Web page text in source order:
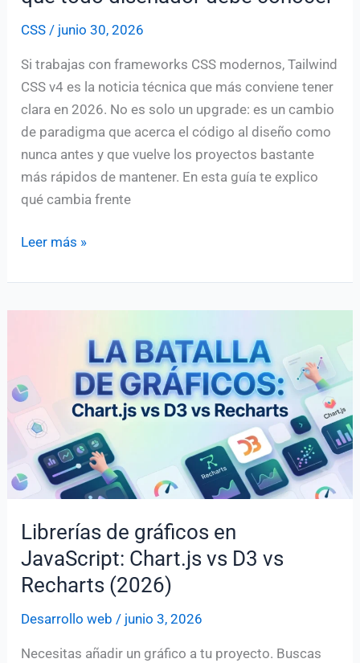
CSS / junio 30, 2026
Si trabajas con frameworks CSS modernos, Tailwind
CSS v4 es la noticia técnica que más conviene tener
clara en 2026. No es solo un upgrade: es un cambio
de paradigma que acerca el código al diseño como
nunca antes y que vuelve los proyectos bastante
más rápidos de mantener. En esta guía te explico
qué cambia frente
Tailwind
v4:
novedades
diseñador
debe
conocer
Leer más »
Librerías de gráficos en
JavaScript: Chart.js vs D3 vs
Recharts (2026)
Desarrollo web / junio 3, 2026
Necesitas añadir un gráfico a tu proyecto. Buscas